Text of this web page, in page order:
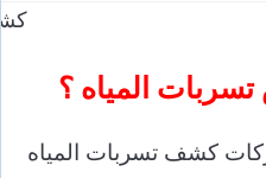
المياه ؟
كشف تسربات المياه